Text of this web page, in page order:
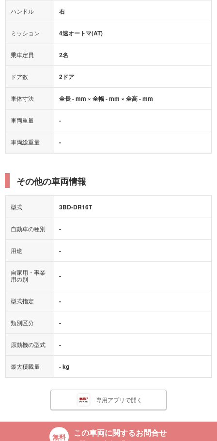
ヒルディセントコントロール
オートマチックハイビーム
ハンドル 右
ミッション 4速オートマ(AT)
乗車定員 2名
ドア数 2ドア
車体寸法 全長 - mm × 全幅 - mm × 全高 - mm
車両重量 -
車両総重量 -
その他の車両情報
型式 3BD-DR16T
自動車の種別 -
用途 -
自家用・事業
用の別
-
型式指定 -
類別区分 -
原動機の型式 -
最大積載量 - kg
専用アプリで開く
この車両に関するお問合せ